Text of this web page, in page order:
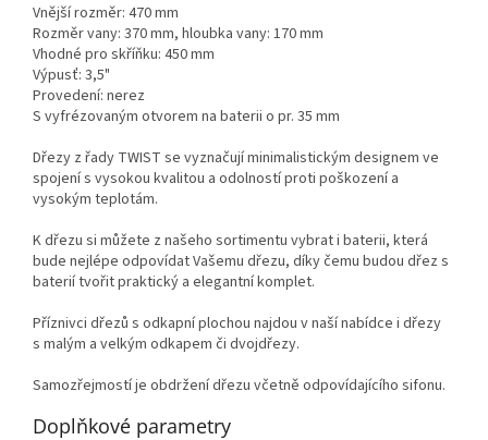
Vnější rozměr: 470 mm
Rozměr vany: 370 mm, hloubka vany: 170 mm
Vhodné pro skříňku: 450 mm
Výpusť: 3,5"
Provedení: nerez
S vyfrézovaným otvorem na baterii o pr. 35 mm
Dřezy z řady TWIST se vyznačují minimalistickým designem ve
spojení s vysokou kvalitou a odolností proti poškození a
vysokým teplotám.
K dřezu si můžete z našeho sortimentu vybrat i baterii, která
bude nejlépe odpovídat Vašemu dřezu, díky čemu budou dřez s
baterií tvořit praktický a elegantní komplet.
Příznivci dřezů s odkapní plochou najdou v naší nabídce i dřezy
s malým a velkým odkapem či dvojdřezy.
Samozřejmostí je obdržení dřezu včetně odpovídajícího sifonu.
Doplňkové parametry